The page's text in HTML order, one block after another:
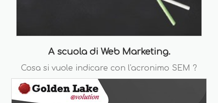
A scuola di Web Marketing.
Cosa si vuole indicare con l'acronimo SEM ?